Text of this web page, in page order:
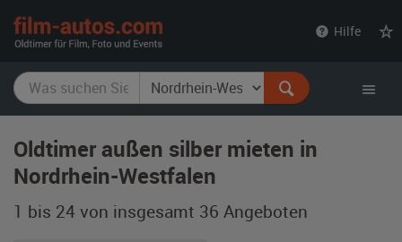
Hilfe
Oldtimer außen silber mieten in
Nordrhein-Westfalen
1 bis 24 von insgesamt 36 Angeboten